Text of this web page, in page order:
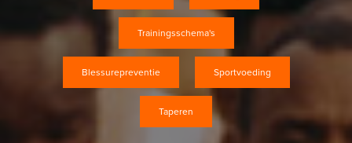
Trainingsschema's
Blessurepreventie Sportvoeding
Taperen